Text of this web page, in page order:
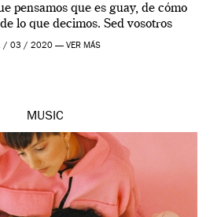
pensamos que es guay, de cómo
lo que decimos. Sed vosotros
mismos”. En […]
/ 03 / 2020 — VER MÁS
MUSIC